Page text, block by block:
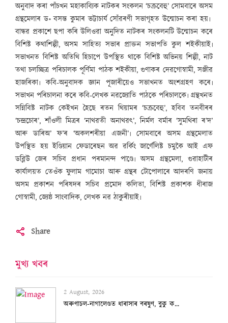
অনুবাদ কৰা পাঁচখন মহাকাব্যিক নাটকৰ সংকলন ‘চক্ৰবেহু’ সোমবাৰে অসম
গ্ৰন্থমেলাৰ ড॰ বসন্ত কুমাৰ ভট্টাচাৰ্য সোঁৱৰণী সভাগৃহত উন্মোচন কৰা হয়৷
বান্ধৱ প্ৰকাশে ছপা কৰি উলিওৱা অনুদিত নাটকৰ সংকলনটি উন্মোচন কৰে
বিশিষ্ট কথাশিল্পী, অসম সাহিত্য সভাৰ প্ৰাক্তন সভাপতি কুল শইকীয়াই৷
সভাখনত বিশিষ্ট অতিথি হিচাপে উপস্থিত থাকে বিশিষ্ট অভিনয় শিল্পী, নাট
তথা চলচ্ছিত্ৰ পৰিচালক পূৰ্ণিমা পাঠক শইকীয়া, গুণাকৰ দেৱগোস্বামী, সঞ্জীৱ
হাজৰিকা৷ কবি-অনুবাদক জ্ঞান পূজাৰীয়েও সভাখনত অংশগ্ৰহণ কৰে৷
সভাখন পৰিচালনা কৰে কবি-লেখক নৱজ্যোতি পাঠকে পৰিচালকে৷ গ্ৰন্থখনত
সন্নিবিষ্ট নাটক কেইখন হৈছে ৰতন থিয়ামৰ ‘চক্ৰবেহু’, হবিব তনবীৰৰ
‘চন্দ্ৰচোৰ’, শাঁওলী মিত্ৰৰ ‘নাথৱতী অনাথৱৎ’, নিৰ্মল বৰ্মাৰ ‘সুমথিৰা ৰ’দ’
আৰু ডাৰিঅ’ ফ’ৰ ‘অকলশৰীয়া এজনী’৷ সোমবাৰে অসম গ্ৰন্থমেলাত
উপস্থিত হয় ইণ্ডিয়ান ফেডাৰেছন অৱ ৱৰ্কিং জাৰ্ণেলিষ্ট চমুকৈ আই এফ
ডব্লিউ জেৰ সচিব প্ৰধান পৰমানন্দ পাণ্ডে৷ অসম গ্ৰন্থমেলা, গুৱাহাটীৰ
কাৰ্যালয়ত তেওঁক ফুলাম গামোচা আৰু গ্ৰন্থৰ টোপোলাৰে আদৰণি জনায়
অসম প্ৰকাশন পৰিষদৰ সচিব প্ৰমোদ কলিতা, বিশিষ্ট প্ৰকাশক ধীৰাজ
গোস্বামী, জ্যেষ্ঠ সাংবাদিক, লেখক নৱ ঠাকুৰীয়াই৷
Share
মুখ্য খবৰ
2 August, 2026
অৰুণাচল-নাগালেণ্ডত ধাৰাসাৰ বৰষুণ, বুকু ক...